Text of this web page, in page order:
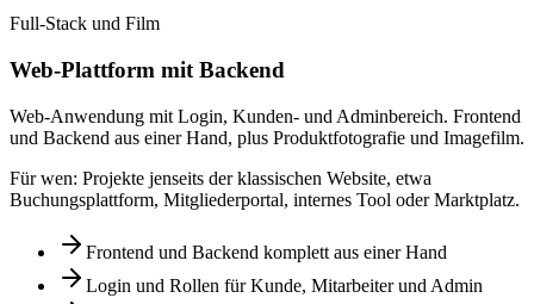
Full-Stack und Film
Web-Plattform mit Backend
Web-Anwendung mit Login, Kunden- und Adminbereich. Frontend
und Backend aus einer Hand, plus Produktfotografie und Imagefilm.
Für wen: Projekte jenseits der klassischen Website, etwa
Buchungsplattform, Mitgliederportal, internes Tool oder Marktplatz.
Frontend und Backend komplett aus einer Hand
Login und Rollen für Kunde, Mitarbeiter und Admin